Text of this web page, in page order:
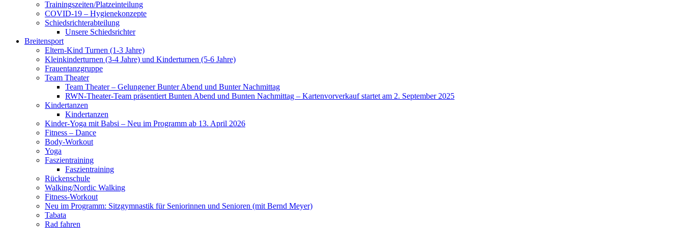
Trainingszeiten/Platzeinteilung
COVID-19 – Hygienekonzepte
Schiedsrichterabteilung
Unsere Schiedsrichter
Breitensport
Eltern-Kind Turnen (1-3 Jahre)
Kleinkinderturnen (3-4 Jahre) und Kinderturnen (5-6 Jahre)
Frauentanzgruppe
Team Theater
Team Theater – Gelungener Bunter Abend und Bunter Nachmittag
RWN-Theater-Team präsentiert Bunten Abend und Bunten Nachmittag – Kartenvorverkauf startet am 2. September 2025
Kindertanzen
Kindertanzen
Kinder-Yoga mit Babsi – Neu im Programm ab 13. April 2026
Fitness – Dance
Body-Workout
Yoga
Faszientraining
Faszientraining
Rückenschule
Walking/Nordic Walking
Fitness-Workout
Neu im Programm: Sitzgymnastik für Seniorinnen und Senioren (mit Bernd Meyer)
Tabata
Rad fahren